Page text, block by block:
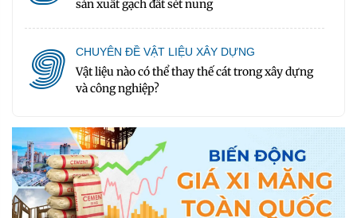
sản xuất gạch đất sét nung
9 CHUYÊN ĐỀ VẬT LIỆU XÂY DỰNG
Vật liệu nào có thể thay thế cát trong xây dựng
và công nghiệp?